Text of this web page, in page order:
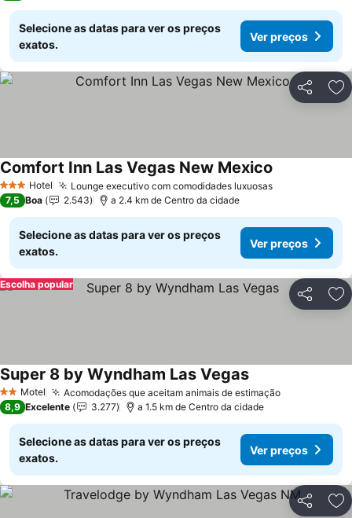
Selecione as datas para ver os preços
exatos.
Ver preços
Partilhar
3 EstrelasHotel Lounge executivo com comodidades luxuosasVer preços
Comfort Inn Las Vegas New Mexico
7,5 Boa 2.543 a 2.4 km de Centro da cidade
Selecione as datas para ver os preços
exatos.
Ver preços
Partilhar
Escolha popular
2 Estrelas
Motel Acomodações que aceitam animais de estimaçãoVer preços
Super 8 by Wyndham Las VegasVer preços
8,9 Excelente 3.277 a 1.5 km de Centro da cidade
Selecione as datas para ver os preços
exatos.
Ver preços
Partilhar